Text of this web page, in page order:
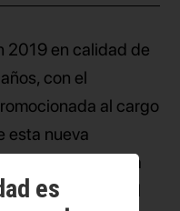
2019 en calidad de
con el
al cargo
esta nueva
como su apuesta
culturales y con el
es